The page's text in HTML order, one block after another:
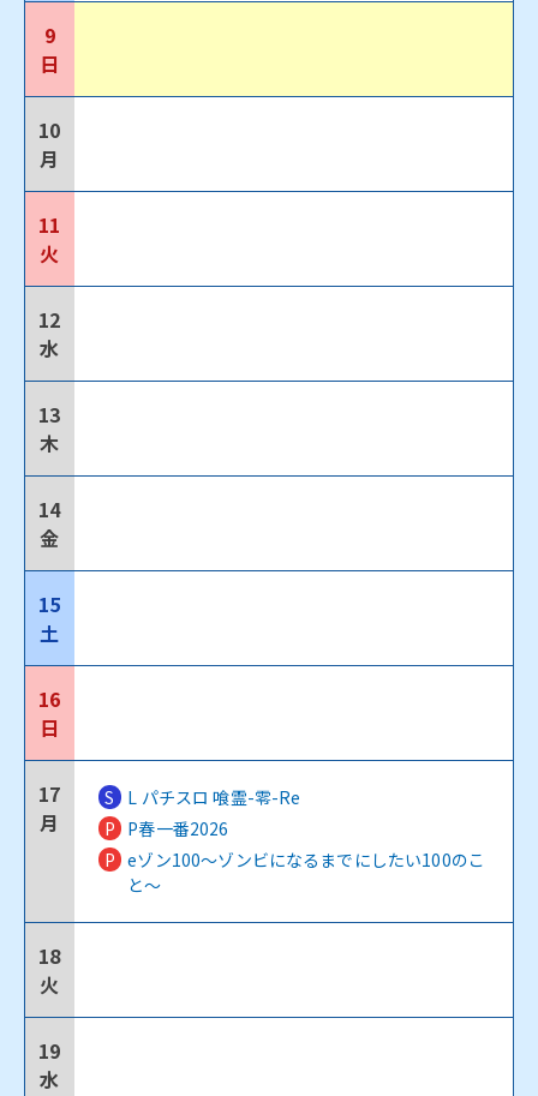
9
日
10
月
11
火
12
水
13
木
14
金
15
土
16
日
17
月
S
L パチスロ 喰霊-零-Re
P P春一番2026
P eゾン100～ゾンビになるまでにしたい100のこ
と～
18
火
19
水